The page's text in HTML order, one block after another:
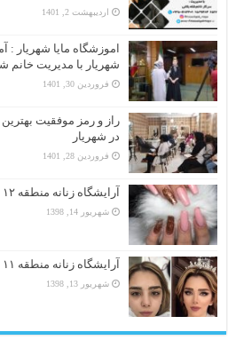
اردیبهشت 2, 1401
اموزشگاه مایا شهریار :
شهریار با مدیریت خانم شاه
فروردین 30, 1401
راز و رمز موفقیت
در شهریار
فروردین 28, 1401
آرایشگاه زنانه منطقه ۱۲
شهریور 14, 1398
آرایشگاه زنانه منطقه ۱۱
شهریور 13, 1398